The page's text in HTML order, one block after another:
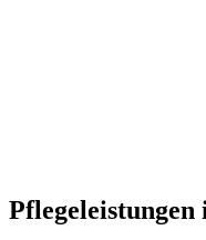
Pflegeleistungen